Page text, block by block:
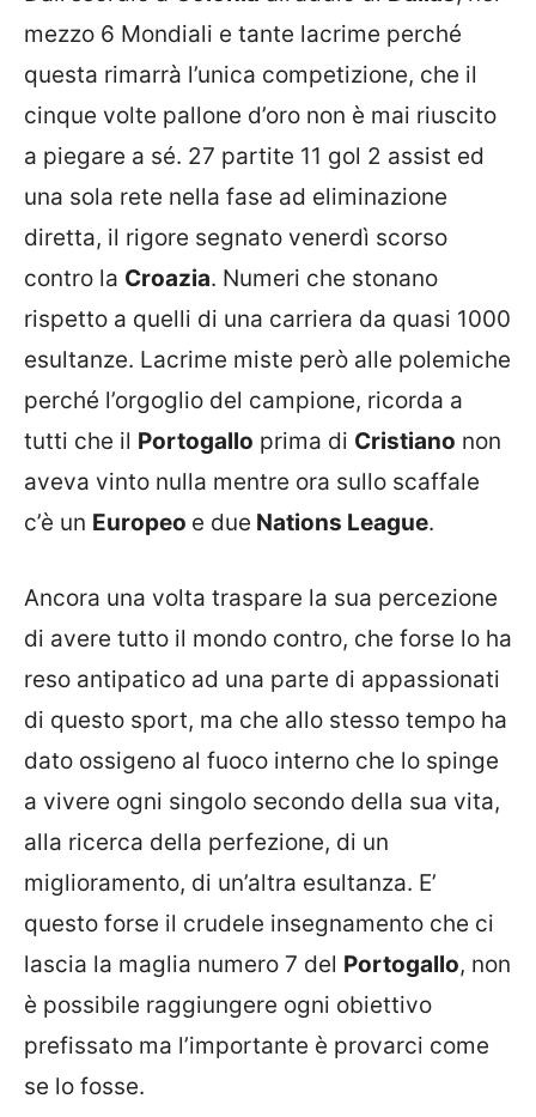
mezzo 6 Mondiali e tante lacrime perché
questa rimarrà l’unica competizione, che il
cinque volte pallone d’oro non è mai riuscito
a piegare a sé. 27 partite 11 gol 2 assist ed
una sola rete nella fase ad eliminazione
diretta, il rigore segnato venerdì scorso
contro la Croazia. Numeri che stonano
rispetto a quelli di una carriera da quasi 1000
esultanze. Lacrime miste però alle polemiche
perché l’orgoglio del campione, ricorda a
tutti che il Portogallo prima di Cristiano non
aveva vinto nulla mentre ora sullo scaffale
c’è un Europeo e due Nations League.
Ancora una volta traspare la sua percezione
di avere tutto il mondo contro, che forse lo ha
reso antipatico ad una parte di appassionati
di questo sport, ma che allo stesso tempo ha
dato ossigeno al fuoco interno che lo spinge
a vivere ogni singolo secondo della sua vita,
alla ricerca della perfezione, di un
miglioramento, di un’altra esultanza. E’
questo forse il crudele insegnamento che ci
lascia la maglia numero 7 del Portogallo, non
è possibile raggiungere ogni obiettivo
prefissato ma l’importante è provarci come
se lo fosse.